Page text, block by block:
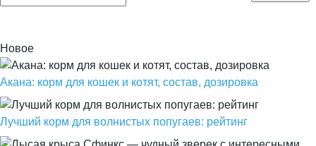
Новое
Акана: корм для кошек и котят, состав, дозировка
Лучший корм для волнистых попугаев: рейтинг